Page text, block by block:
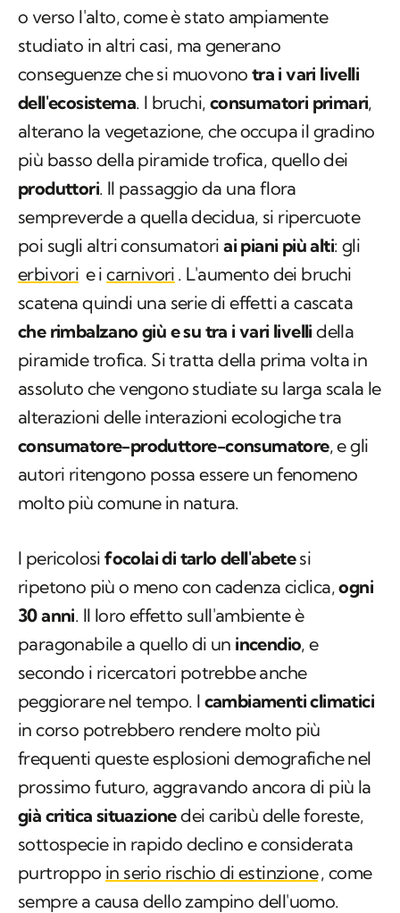
o verso l'alto, come è stato ampiamente
studiato in altri casi, ma generano
conseguenze che si muovono tra i vari livelli
dell'ecosistema. I bruchi, consumatori primari,
alterano la vegetazione, che occupa il gradino
più basso della piramide trofica, quello dei
produttori. Il passaggio da una flora
sempreverde a quella decidua, si ripercuote
poi sugli altri consumatoriai piani più alti: gli
erbivori e icarnivori . L'aumento dei bruchi
scatena quindi una serie di effetti a cascata
che rimbalzano giù e su tra i vari livelli della
piramide trofica. Si tratta della prima volta in
assoluto che vengono studiate su larga scala le
alterazioni delle interazioni ecologiche tra
consumatore-produttore-consumatore, e gli
autori ritengono possa essere un fenomeno
molto più comune in natura.
I pericolosi focolai di tarlo dell'abetesi
ripetono più o meno con cadenza ciclica,ogni
30 anni. Il loro effetto sull'ambiente è
paragonabile a quello di un incendio, e
secondo i ricercatori potrebbe anche
peggiorare nel tempo. I cambiamenti climatici
in corso potrebbero rendere molto più
frequenti queste esplosioni demografiche nel
prossimo futuro, aggravando ancora di più la
già critica situazionedei caribù delle foreste,
sottospecie in rapido declino e considerata
purtroppo in serio rischio di estinzione, come
sempre a causa dello zampino dell'uomo.